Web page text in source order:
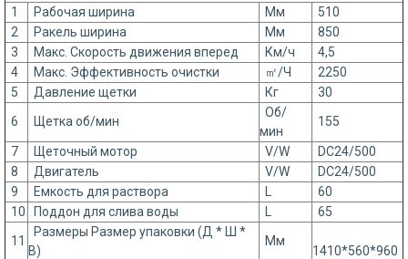
1
Рабочая ширина Мм
510
2
Ракель ширина Мм
850
3
Макс. Скорость движения вперед Км/ч
4,5
4
Макс. Эффективность очистки ㎡/Ч
2250
5
Давление щетки Кг
30
6
Щетка об/мин
Об/
мин
155
7 Щеточный мотор V/W
DC24/500
8
Двигатель V/W
DC24/500
9
Емкость для раствора
60
10
Поддон для слива воды
65
11
Размеры Размер упаковки (Д * Ш *
В)
Мм
1410*560*960